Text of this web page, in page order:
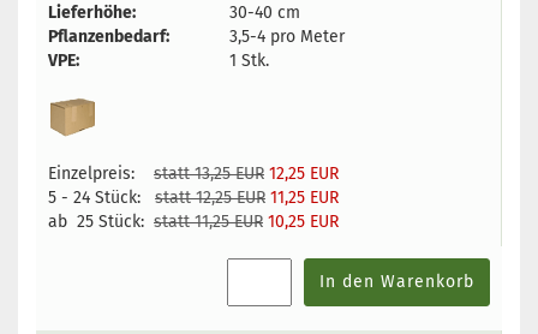
Lieferhöhe:
30-40 cm
Pflanzenbedarf:
3,5-4 pro Meter
VPE:
1 Stk.
Einzelpreis: statt 13,25 EUR 12,25 EUR
5 - 24 Stück:
statt 12,25 EUR 11,25 EUR
ab 25 Stück: statt 11,25 EUR 10,25 EUR
In den Warenkorb